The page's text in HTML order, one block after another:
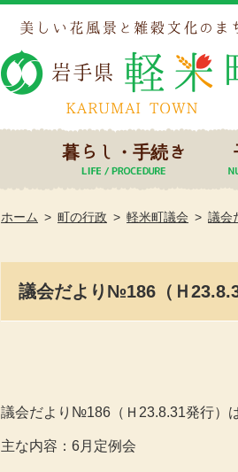
暮らし・手続き
ホーム 町の行政 軽米町議会 議会
議会だより№186（Ｈ
議会だより№186（Ｈ23.8.31発行）
主な内容：6月定例会